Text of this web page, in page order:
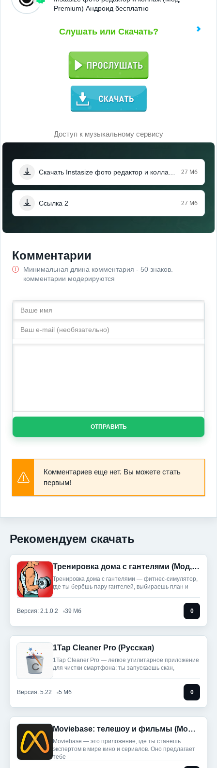
Premium) Андроид бесплатно
Слушать или Скачать?
Доступ к музыкальному сервису
27 Мб
Ссылка 2 27 Мб
Комментарии
Минимальная длина комментария - 50 знаков.
комментарии модерируются
ОТПРАВИТЬ
Комментариев еще нет. Вы можете стать
первым!
Рекомендуем скачать
Тренировка дома с гантелями (Мод, Unlocked)
Тренировка дома с гантелями — фитнес‑симулятор,
где ты берёшь пару гантелей, выбираешь план и
Версия: 2.1.0.2 39 Мб 0
1Tap Cleaner Pro (Русская)
1Tap Cleaner Pro — легкое утилитарное приложение
для чистки смартфона: ты запускаешь скан,
Версия: 5.22 5 Мб 0
Moviebase: телешоу и фильмы (Мод, Unlocked)
Moviebase — это приложение, где ты станешь
экспертом в мире кино и сериалов. Оно предлагает
тебе